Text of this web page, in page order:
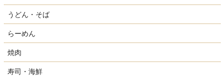
うどん・そば
らーめん
焼肉
寿司・海鮮